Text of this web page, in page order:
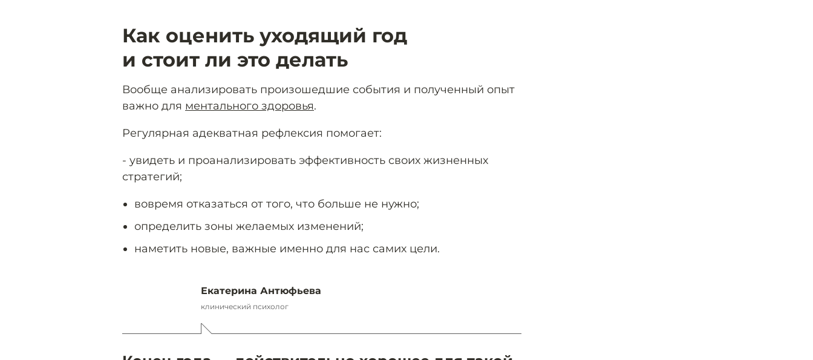
Как оценить уходящий год
и стоит ли это делать
Вообще анализировать произошедшие события и полученный опыт
важно для ментального здоровья.
Регулярная адекватная рефлексия помогает:
- увидеть и проанализировать эффективность своих жизненных
стратегий;
вовремя отказаться от того, что больше не нужно;
определить зоны желаемых изменений;
наметить новые, важные именно для нас самих цели.
Екатерина Антюфьева
клинический психолог